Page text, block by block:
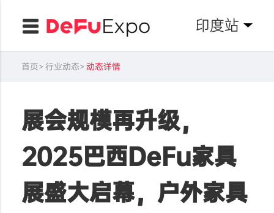
印度站
首页 行业动态 动态详情
展会规模再升级，
2025巴西DeFu家具
展盛大启幕，户外家具